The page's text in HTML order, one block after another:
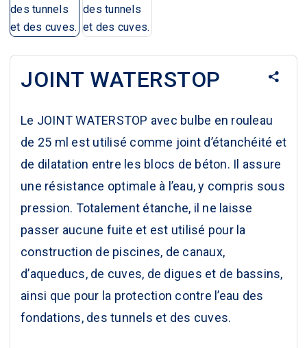
JOINT WATERSTOP
Le JOINTWATERSTOP avec bulbe en rouleau
de 25 ml est utilisé comme joint d’étanchéité et
de dilatation entre les blocs de béton. Il assure
une résistance optimale à l’eau, y compris sous
pression. Totalement étanche, il ne laisse
passer aucune fuite et est utilisé pour la
construction de piscines, de canaux,
d’aqueducs, de cuves, de digues et de bassins,
ainsi que pour la protection contre l’eau des
fondations, des tunnels et des cuves.